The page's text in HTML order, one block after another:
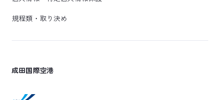
規程類・取り決め
成田国際空港